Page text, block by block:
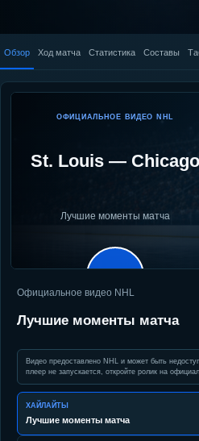
Обзор Ход матча Статистика Составы
ОФИЦИАЛЬНОЕ ВИДЕО NHL
St. Louis — Chicago
Лучшие моменты матча
▶
Официальное видео NHL
Лучшие моменты матча
Видео предоставлено NHL и может быть
плеер не запускается, откройте ролик на
ХАЙЛАЙТЫ
Лучшие моменты матча